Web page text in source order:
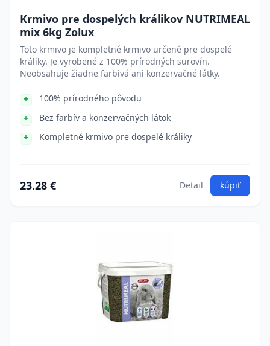
Krmivo pre dospelých králikov NUTRIMEAL
mix 6kg Zolux
Toto krmivo je kompletné krmivo určené pre dospelé
králiky. Je vyrobené z 100% prírodných surovín.
Neobsahuje žiadne farbivá ani konzervačné látky.
100% prírodného pôvodu
Bez farbív a konzervačných látok
Kompletné krmivo pre dospelé králiky
23.28 € Detail kúpiť